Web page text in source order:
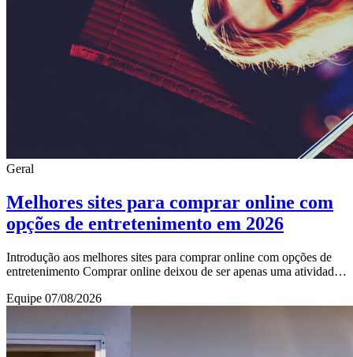
Geral
Melhores sites para comprar online com
opções de entretenimento em 2026
Introdução aos melhores sites para comprar online com opções de
entretenimento Comprar online deixou de ser apenas uma atividade
Equipe 07/08/2026